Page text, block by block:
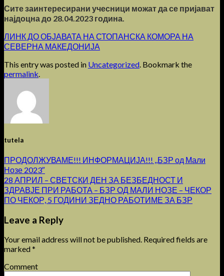
Сите заинтересирани учесници можат да се пријават
најдоцна до 28.04.2023 година.
ЛИНК ДО ОБЈАВАТА НА СТОПАНСКА КОМОРА НА
СЕВЕРНА МАКЕДОНИЈА
This entry was posted in Uncategorized . Bookmark the
permalink
tutela
ПРОДОЛЖУВАМЕ!!! ИНФОРМАЦИЈА!!! ,,БЗР од Мали
Нозе 2023″
28 АПРИЛ – СВЕТСКИ ДЕН ЗА БЕЗБЕДНОСТ И
ЗДРАВЈЕ ПРИ РАБОТА – БЗР ОД МАЛИ НОЗЕ – ЧЕКОР
ПО ЧЕКОР, 5 ГОДИНИ ЗЕДНО РАБОТИМЕ ЗА БЗР
Leave a Reply
Your email address will not be published. Required fields are
marked*
Comment